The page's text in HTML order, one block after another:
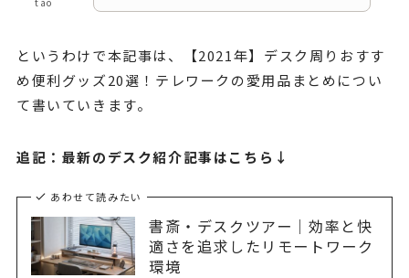
というわけで本記事は、【2021年】デスク周りおすす
め便利グッズ20選！テレワークの愛用品まとめについ
て書いていきます。
追記：最新のデスク紹介記事はこちら↓
あわせて読みたい
書斎・デスクツアー｜効率と快
適さを追求したリモートワーク
環境